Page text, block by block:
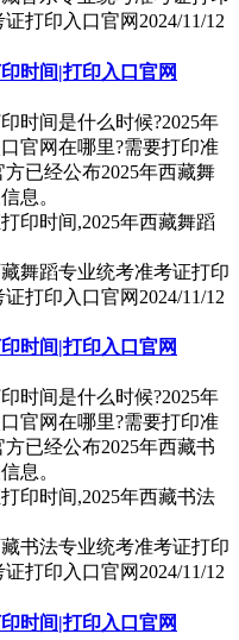
打印入口官网 2024/11/12
时间|打印入口官网
时间是什么时候?2025年
官网在哪里?需要打印准
已经公布2025年西藏舞
息。
藏舞蹈专业统考准考证打印
打印入口官网 2024/11/12
时间|打印入口官网
时间是什么时候?2025年
官网在哪里?需要打印准
已经公布2025年西藏书
息。
藏书法专业统考准考证打印
打印入口官网 2024/11/12
时间|打印入口官网